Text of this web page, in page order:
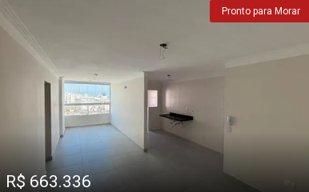
Pronto para Morar
R$ 663.336